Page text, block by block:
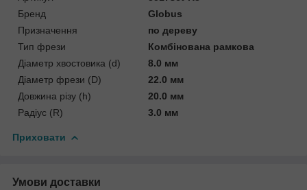
Бренд
Globus
Призначення
по дереву
Тип фрези
Комбінована рамкова
Діаметр хвостовика (d)
8.0 мм
Діаметр фрези (D)
22.0 мм
Довжина різу (h)
20.0 мм
Радіус (R)
3.0 мм
Приховати
Умови доставки